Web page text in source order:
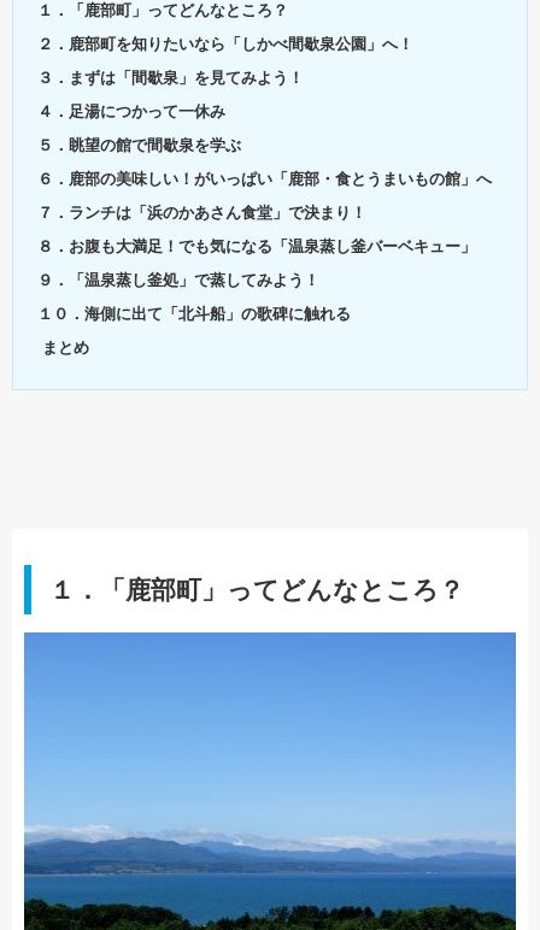
１．「鹿部町」ってどんなところ？
２．鹿部町を知りたいなら「しかべ間歇泉公園」へ！
３．まずは「間歇泉」を見てみよう！
４．足湯につかって一休み
５．眺望の館で間歇泉を学ぶ
６．鹿部の美味しい！がいっぱい「鹿部・食とうまいもの館」へ
７．ランチは「浜のかあさん食堂」で決まり！
８．お腹も大満足！でも気になる「温泉蒸し釜バーベキュー」
９．「温泉蒸し釜処」で蒸してみよう！
１０．海側に出て「北斗船」の歌碑に触れる
まとめ
１．「鹿部町」ってどんなところ？